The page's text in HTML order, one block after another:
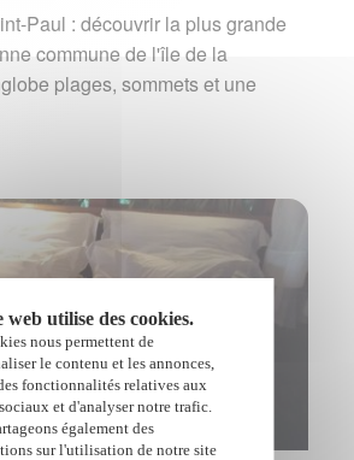
Paul : découvrir la plus grande
commune de l'île de la
plages, sommets et une
web utilise des cookies.
nous permettent de
le contenu et les annonces,
fonctionnalités relatives aux
et d'analyser notre trafic.
également des
sur l'utilisation de notre site